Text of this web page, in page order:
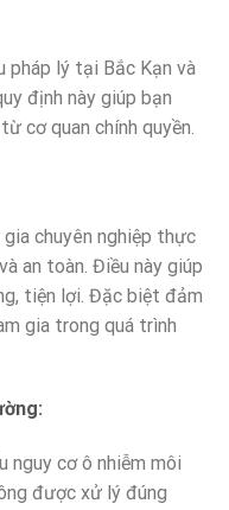
pháp lý tại Bắc Kạn và
định này giúp bạn
cơ quan chính quyền.
chuyên nghiệp thực
an toàn. Điều này giúp
tiện lợi. Đặc biệt đảm
gia trong quá trình
nguy cơ ô nhiễm môi
được xử lý đúng